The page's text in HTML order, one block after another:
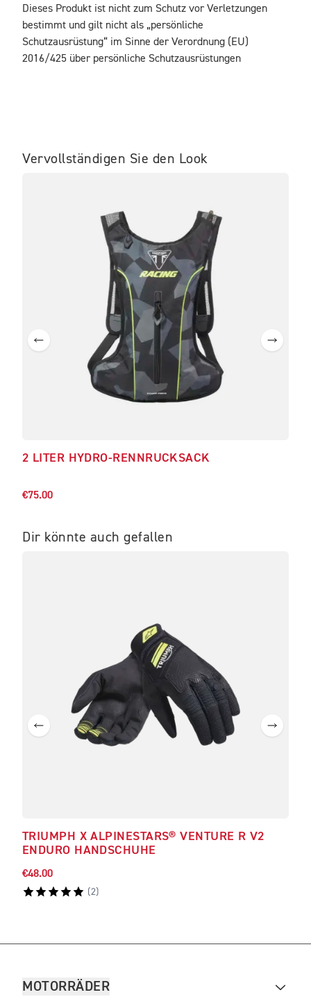
Dieses Produkt ist nicht zum Schutz vor Verletzungen
bestimmt und gilt nicht als „persönliche
Schutzausrüstung“ im Sinne der Verordnung (EU)
2016/425 über persönliche Schutzausrüstungen
Vervollständigen Sie den Look
2 LITER HYDRO-RENNRUCKSACK
€75.00
Dir könnte auch gefallen
TRIUMPH X ALPINESTARS® VENTURE R V2
ENDURO HANDSCHUHE
€48.00
(2)
MOTORRÄDER